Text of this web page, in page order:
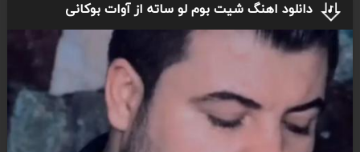
دانلود اهنگ شیت بوم لو ساته از آوات بوکانی